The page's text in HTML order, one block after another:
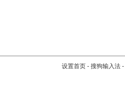
设置首页 - 搜狗输入法 -